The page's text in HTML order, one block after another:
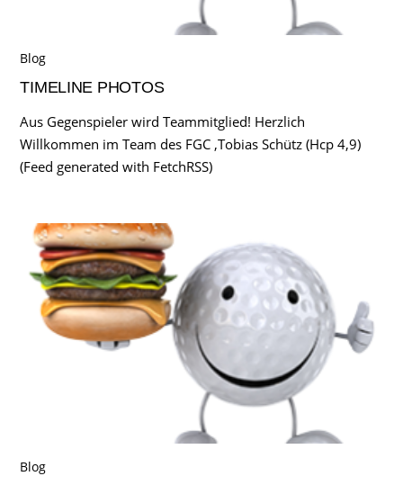
Blog
TIMELINE PHOTOS
Aus Gegenspieler wird Teammitglied! Herzlich
Willkommen im Team des FGC ,Tobias Schütz (Hcp 4,9)
(Feed generated with FetchRSS)
Blog